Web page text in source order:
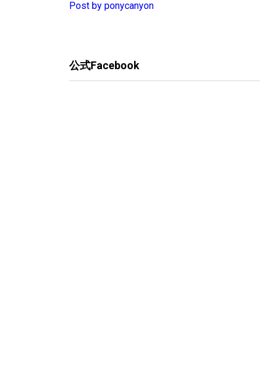
Post by ponycanyon
公式Facebook